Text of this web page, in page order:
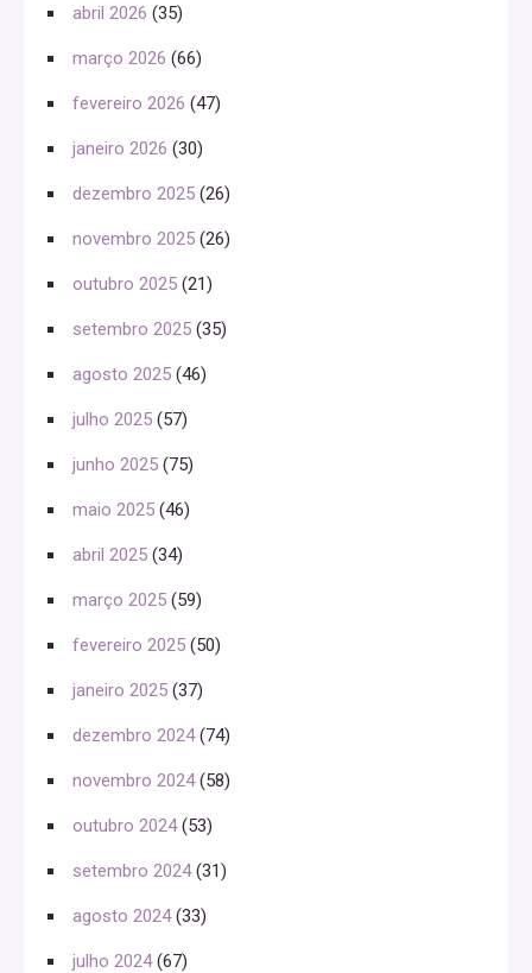
abril 2026 (35)
março 2026 (66)
fevereiro 2026 (47)
janeiro 2026 (30)
dezembro 2025 (26)
novembro 2025 (26)
outubro 2025 (21)
setembro 2025 (35)
agosto 2025 (46)
julho 2025 (57)
junho 2025 (75)
maio 2025 (46)
abril 2025 (34)
março 2025 (59)
fevereiro 2025 (50)
janeiro 2025 (37)
dezembro 2024(74)
novembro 2024(58)
outubro 2024(53)
setembro 2024(31)
agosto 2024(33)
julho 2024(67)